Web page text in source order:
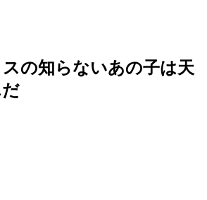
の知らないあの子は天